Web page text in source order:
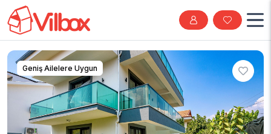
Geniş Ailelere Uygun